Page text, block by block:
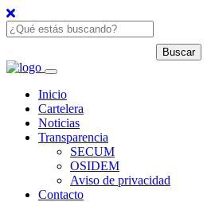
Inicio
Cartelera
Noticias
Transparencia
SECUM
OSIDEM
Aviso de privacidad
Contacto